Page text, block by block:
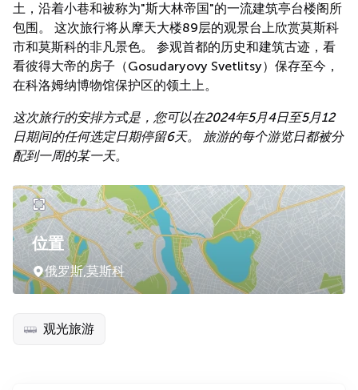
土，沿着小巷和被称为"斯大林帝国"的一流建筑亭台楼阁所
包围。 这次旅行将从摩天大楼89层的观景台上欣赏莫斯科
市和莫斯科的非凡景色。 参观首都的历史和建筑古迹，看
看彼得大帝的房子（Gosudaryovy Svetlitsy）保存至今，
在科洛姆纳博物馆保护区的领土上。
这次旅行的安排方式是，您可以在2024年5月4日至5月12
日期间的任何选定日期停留6天。 旅游的每个游览日都被分
配到一周的某一天。
位置
俄罗斯,莫斯科
观光旅游